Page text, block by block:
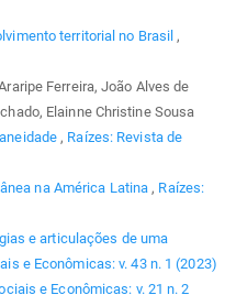
territorial no Brasil,
Ferreira, João Alves de
Elainne Christine Sousa
, Raízes: Revista de
na América Latina, Raízes:
e articulações de uma
e Econômicas: v. 43 n. 1 (2023)
e Econômicas: v. 21 n. 2